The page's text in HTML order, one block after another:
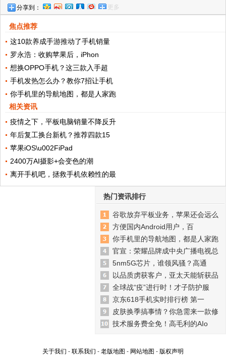
分享到： 更多
焦点推荐
这10款养成手游推动了手机销量
罗永浩：收购苹果后，iPhon
想换OPPO手机？这三款入手超
手机发热怎么办？教你7招让手机
你手机里的导航地图，都是人家跑
相关资讯
疫情之下，平板电脑销量不降反升
年后复工换台新机？推荐四款15
苹果iOS\u002FiPad
2400万AI摄影+会变色的潮
离开手机吧，拯救手机依赖性的最
热门资讯排行
谷歌放弃平板业务，苹果还会远么
方便国内Android用户，百
你手机里的导航地图，都是人家跑
官宣：荣耀品牌成中央广播电视总
5nm5G芯片，谁领风骚？高通
以品质虏获客户，亚太天能斩获品
全球战“疫”进行时！才子防护服
京东618手机实时排行榜 第一
皮肤换季搞事情？你急需来一款修
技术服务费全免！高毛利的AIo
关于我们 - 联系我们 - 老版地图 - 网站地图 - 版权声明